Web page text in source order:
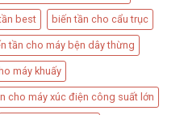
best biến tần cho cẩu trục
tần cho máy bện dây thừng
máy khuấy
cho máy xúc điện công suất lớn